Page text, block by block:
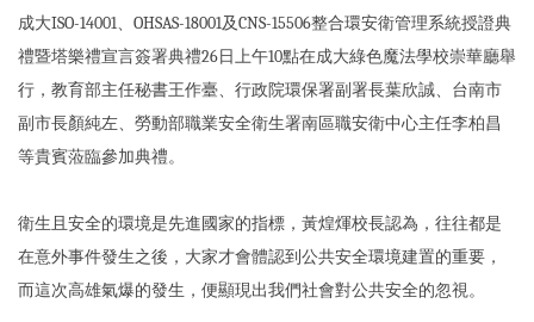
成大ISO-14001、OHSAS-18001及CNS-15506整合環安衛管理系統授證典
禮暨塔樂禮宣言簽署典禮26日上午10點在成大綠色魔法學校崇華廳舉
行，教育部主任秘書王作臺、行政院環保署副署長葉欣誠、台南市
副市長顏純左、勞動部職業安全衛生署南區職安衛中心主任李柏昌
等貴賓蒞臨參加典禮。
衛生且安全的環境是先進國家的指標，黃煌煇校長認為，往往都是
在意外事件發生之後，大家才會體認到公共安全環境建置的重要，
而這次高雄氣爆的發生，便顯現出我們社會對公共安全的忽視。